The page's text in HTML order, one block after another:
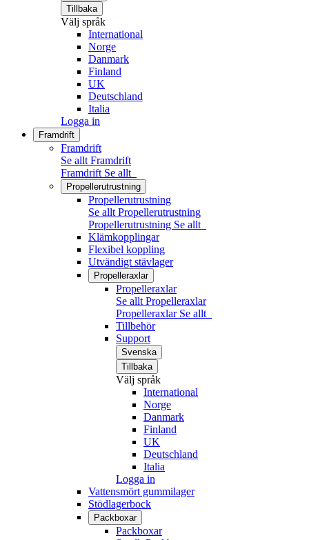
Tillbaka
Välj språk
International
Norge
Danmark
Finland
UK
Deutschland
Italia
Logga in
Framdrift
Framdrift
Se allt Framdrift
Framdrift Se allt
Propellerutrustning
Propellerutrustning
Se allt Propellerutrustning
Propellerutrustning Se allt
Klämkopplingar
Flexibel koppling
Utvändigt stävlager
Propelleraxlar
Propelleraxlar
Se allt Propelleraxlar
Propelleraxlar Se allt
Tillbehör
Support
Svenska
Tillbaka
Välj språk
International
Norge
Danmark
Finland
UK
Deutschland
Italia
Logga in
Vattensmört gummilager
Stödlagerbock
Packboxar
Packboxar